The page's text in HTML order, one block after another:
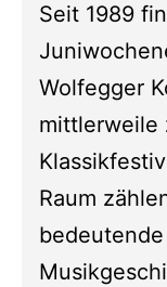
Seit 1989
Wolfegger
mittlerweile
Raum